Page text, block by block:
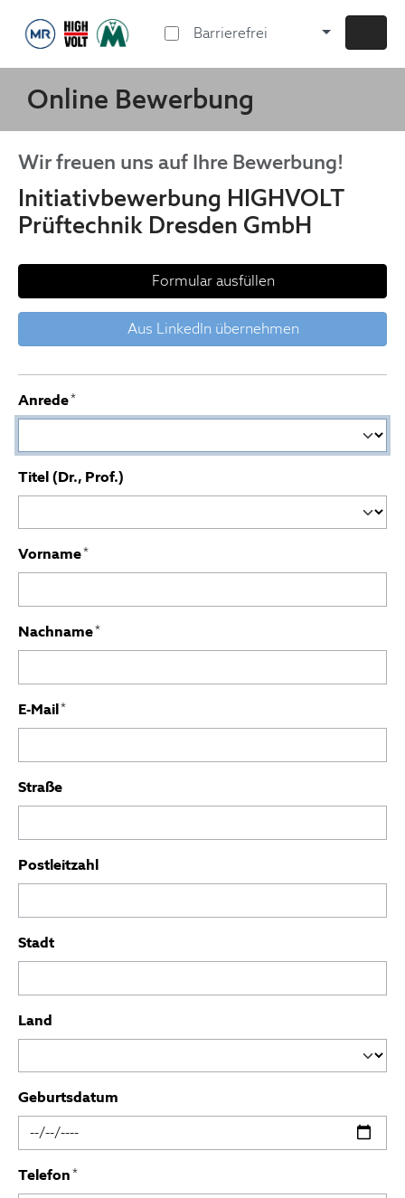
Barrierefrei
Online Bewerbung
Wir freuen uns auf Ihre Bewerbung!
Initiativbewerbung HIGHVOLT
Prüftechnik Dresden GmbH
Formular ausfüllen
Aus LinkedIn übernehmen
Anrede*
Titel (Dr., Prof.)
Vorname*
Nachname*
E-Mail*
Straße
Postleitzahl
Stadt
Land
Geburtsdatum
Telefon*